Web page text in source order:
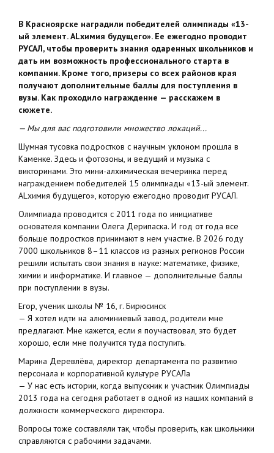
В Красноярске наградили победителей олимпиады «13-
ый элемент. ALхимия будущего». Ее ежегодно проводит
РУСАЛ, чтобы проверить знания одаренных школьников и
дать им возможность профессионального старта в
компании. Кроме того, призеры со всех районов края
получают дополнительные баллы для поступления в
вузы. Как проходило награждение — расскажем в
сюжете.
— Мы для вас подготовили множество локаций...
Шумная тусовка подростков с научным уклоном прошла в
Каменке. Здесь и фотозоны, и ведущий и музыка с
викторинами. Это мини-алхимическая вечеринка перед
награждением победителей 15 олимпиады «13-ый элемент.
ALхимия будущего», которую ежегодно проводит РУСАЛ.
Олимпиада проводится с 2011 года по инициативе
основателя компании Олега Дерипаска. И год от года все
больше подростков принимают в нем участие. В 2026 году
7000 школьников 8–11 классов из разных регионов России
решили испытать свои знания в науке: математике, физике,
химии и информатике. И главное — дополнительные баллы
при поступлении в вузы.
Егор, ученик школы № 16, г. Бирюсинск
— Я хотел идти на алюминиевый завод, родители мне
предлагают. Мне кажется, если я поучаствовал, это будет
хорошо, если мне получится туда поступить.
Марина Деревлёва, директор департамента по развитию
персонала и корпоративной культуре РУСАЛа
— У нас есть истории, когда выпускник и участник Олимпиады
2013 года на сегодня работает в одной из наших компаний в
должности коммерческого директора.
Вопросы тоже составляли так, чтобы проверить, как школьники
справляются с рабочими задачами.